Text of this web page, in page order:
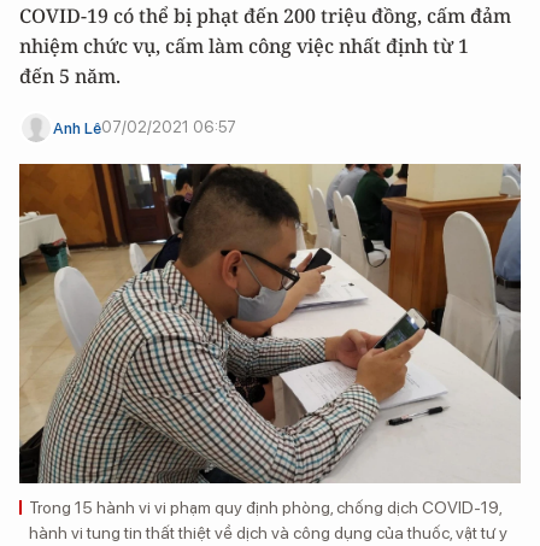
COVID-19 có thể bị phạt đến 200 triệu đồng, cấm đảm
nhiệm chức vụ, cấm làm công việc nhất định từ 1
đến 5 năm.
Anh Lê07/02/2021 06:57
Trong 15 hành vi vi phạm quy định phòng, chống dịch COVID-19,
hành vi tung tin thất thiệt về dịch và công dụng của thuốc, vật tư y